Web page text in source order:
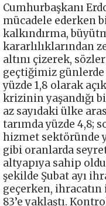
Cumhurbaşkanı
mücadele ederken
kalkındırma,
kararlılıklarından
altını çizerek,
geçtiğimiz günlerde
yüzde 1,8 olarak
krizinin yaşandığı
az sayıdaki ülke
tarımda yüzde 4,8;
hizmet sektöründe
gibi oranlarda
altyapıya sahip
şekilde Şubat ayı
geçerken, ihracatın
83’e yaklaştı.